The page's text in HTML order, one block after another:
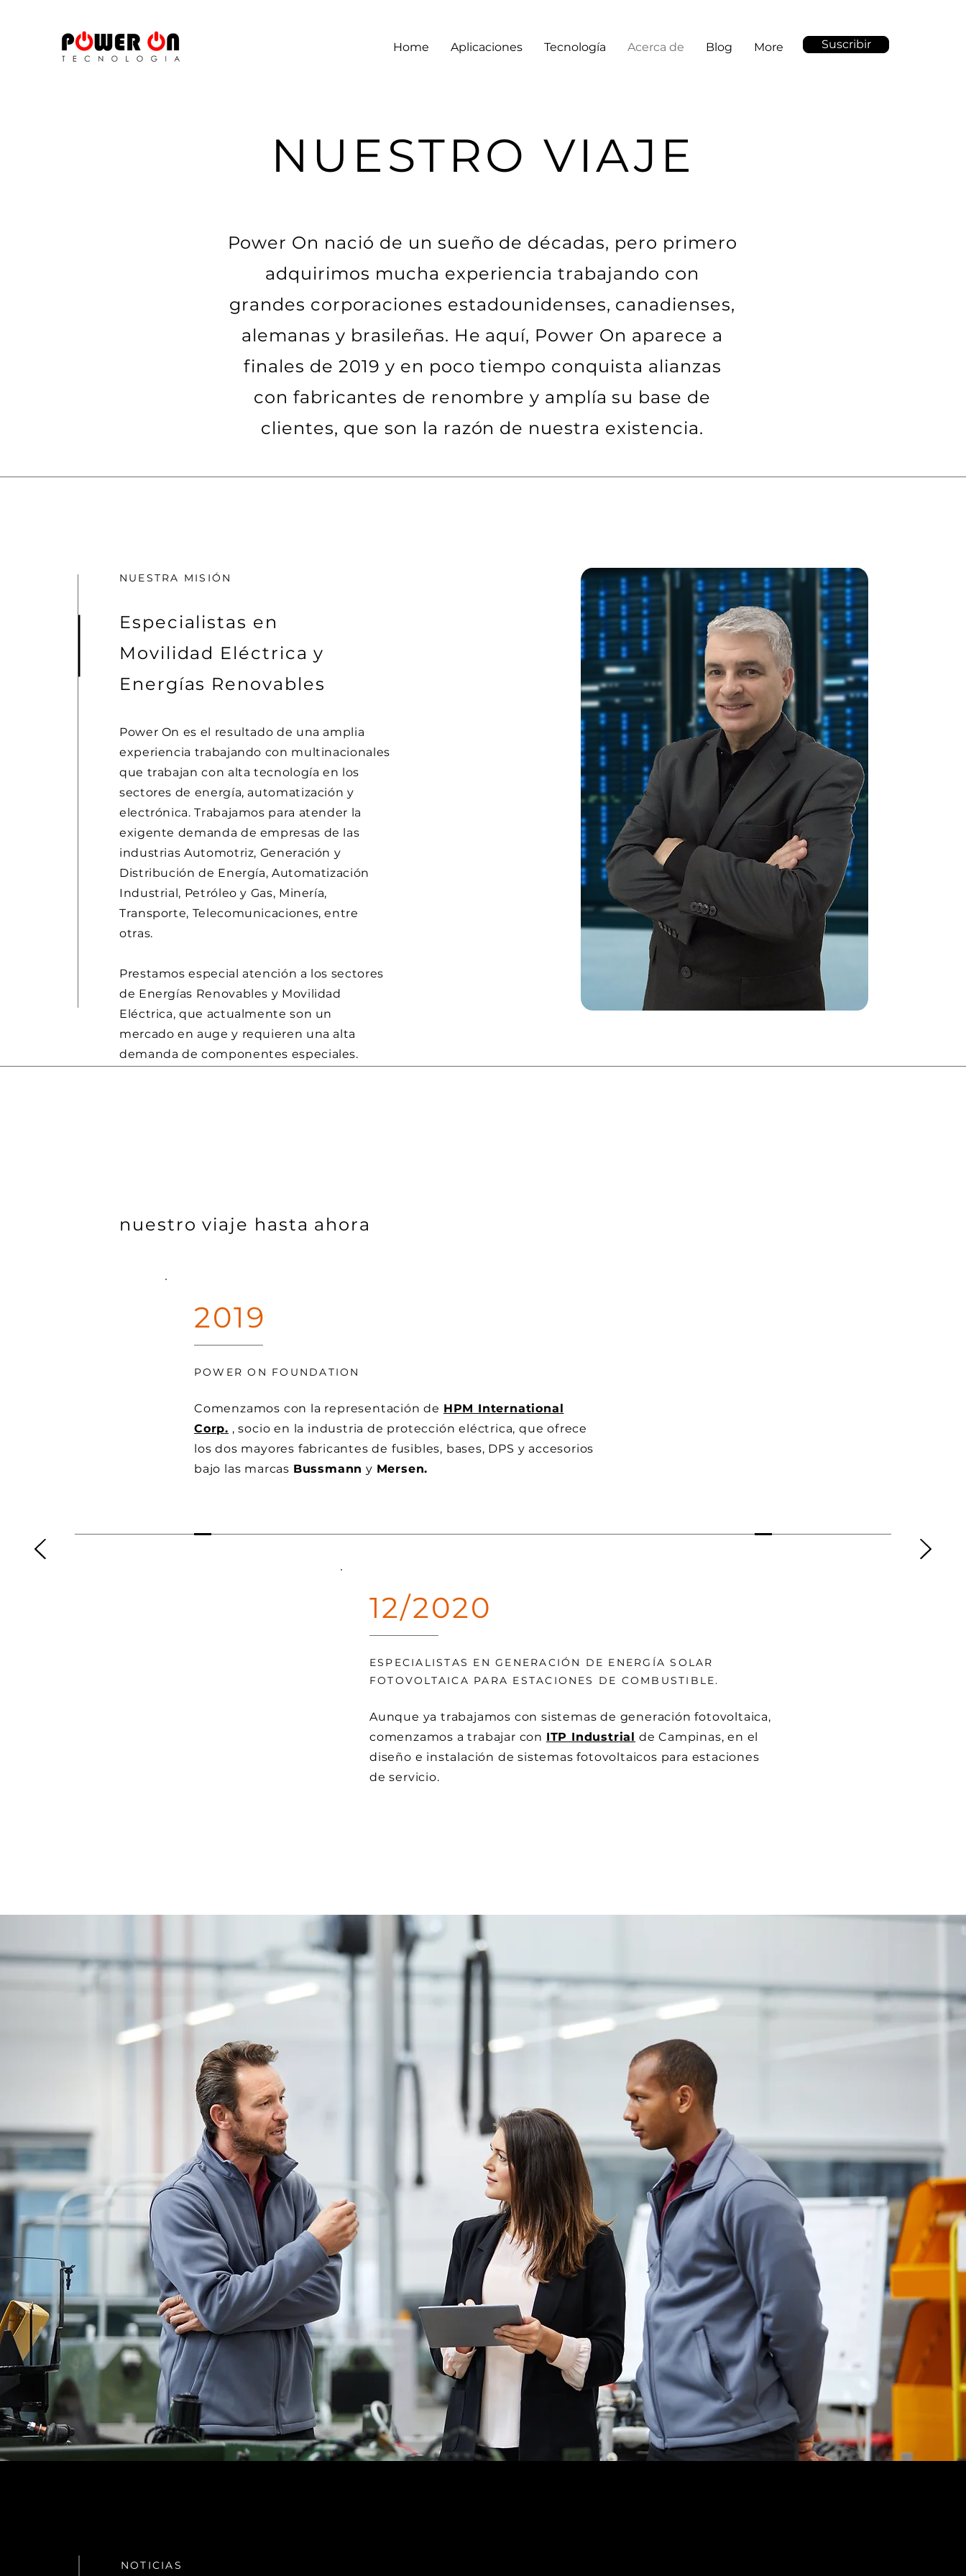
Home Aplicaciones Tecnología Acerca de Blog More Suscribir
NUESTRO VIAJE
Power On nació de un sueño de décadas, pero primero
adquirimos mucha experiencia trabajando con
grandes corporaciones estadounidenses, canadienses,
alemanas y brasileñas. He aquí, Power On aparece a
finales de 2019 y en poco tiempo conquista alianzas
con fabricantes de renombre y amplía su base de
clientes, que son la razón de nuestra existencia.
NUESTRA MISIÓN
Especialistas en
Movilidad Eléctrica y
Energías Renovables
Power On es el resultado de una amplia
experiencia trabajando con multinacionales
que trabajan con alta tecnología en los
sectores de energía, automatización y
electrónica. Trabajamos para atender la
exigente demanda de empresas de las
industrias Automotriz, Generación y
Distribución de Energía, Automatización
Industrial, Petróleo y Gas, Minería,
Transporte, Telecomunicaciones, entre
otras.
Prestamos especial atención a los sectores
de Energías Renovables y Movilidad
Eléctrica, que actualmente son un
mercado en auge y requieren una alta
demanda de componentes especiales.
nuestro viaje hasta ahora
2019
POWER ON FOUNDATION
Comenzamos con la representación de HPM International
Corp. , socio en la industria de protección eléctrica, que ofrece
los dos mayores fabricantes de fusibles, bases, DPS y accesorios
bajo las marcas Bussmann y Mersen.
12/2020
ESPECIALISTAS EN GENERACIÓN DE ENERGÍA SOLAR
FOTOVOLTAICA PARA ESTACIONES DE COMBUSTIBLE.
Aunque ya trabajamos con sistemas de generación fotovoltaica,
comenzamos a trabajar con ITP Industrial de Campinas, en el
diseño e instalación de sistemas fotovoltaicos para estaciones
de servicio.
NOTICIAS